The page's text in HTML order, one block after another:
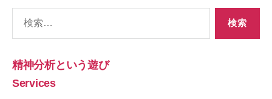
象:
精神分析という遊び
Services